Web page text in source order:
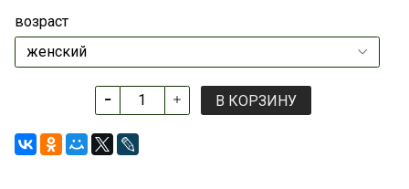
возраст
В КОРЗИНУ